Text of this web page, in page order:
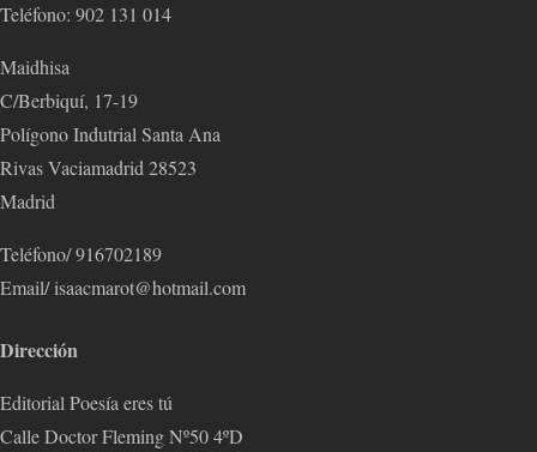
Teléfono: 902 131 014
Maidhisa
C/Berbiquí, 17-19
Polígono Indutrial Santa Ana
Rivas Vaciamadrid 28523
Madrid
Teléfono/ 916702189
Email/ isaacmarot@hotmail.com
Dirección
Editorial Poesía eres tú
Calle Doctor Fleming Nº50 4ºD